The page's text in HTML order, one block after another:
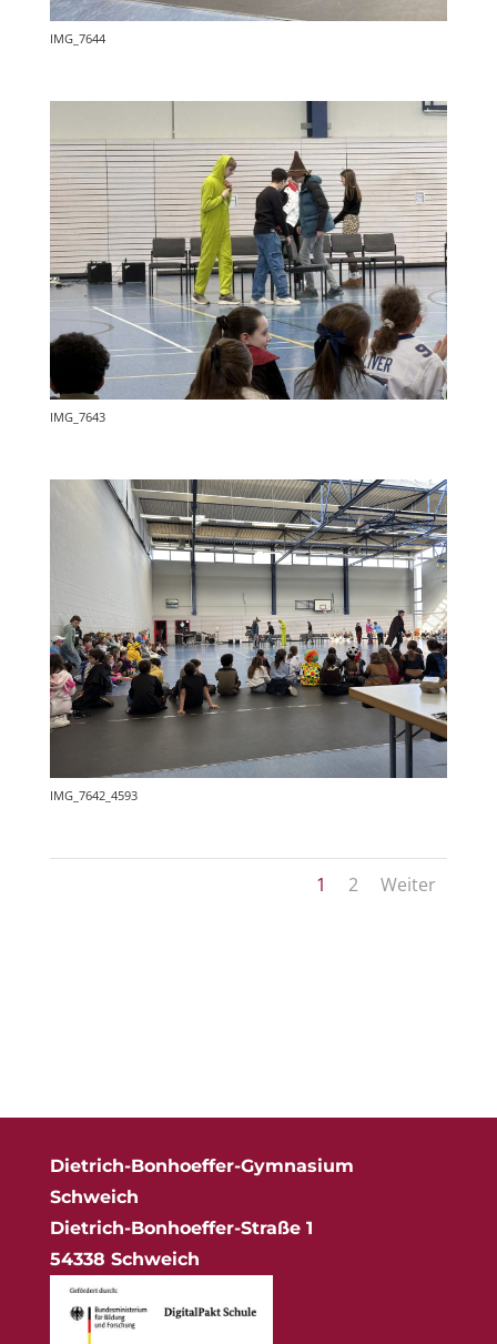
IMG_7644
IMG_7643
IMG_7642_4593
1 2 Weiter
Dietrich-Bonhoeffer-Gymnasium
Schweich
Dietrich-Bonhoeffer-Straße 1
54338 Schweich